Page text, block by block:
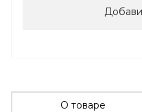
О товаре